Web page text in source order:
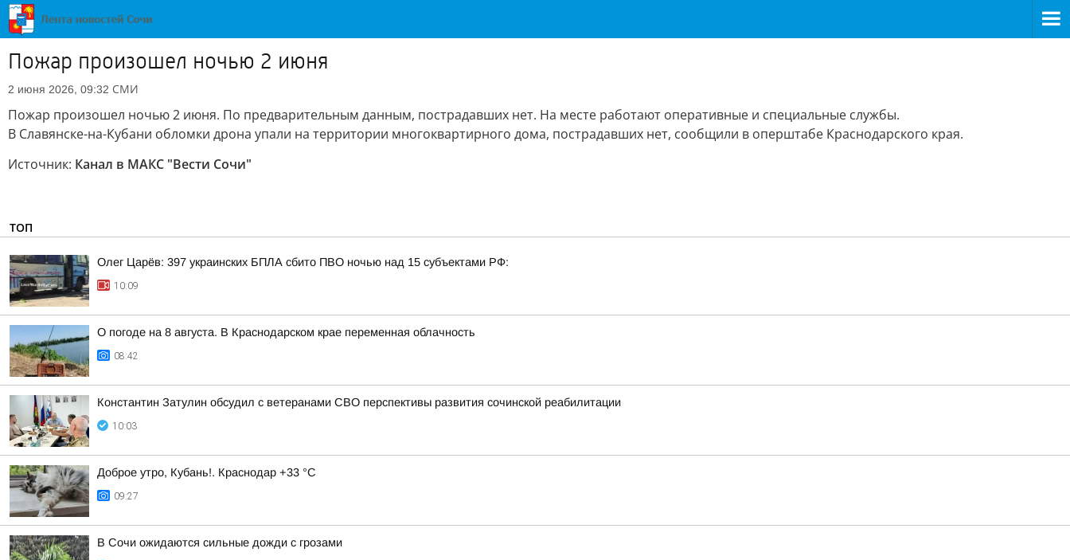
Пожар произошел ночью 2 июня
2 июня 2026, 09:32 СМИ
Пожар произошел ночью 2 июня. По предварительным данным, пострадавших нет. На месте работают оперативные и специальные службы.
В Славянске-на-Кубани обломки дрона упали на территории многоквартирного дома, пострадавших нет, сообщили в оперштабе Краснодарского края.
Источник: Канал в МАКС "Вести Сочи"
ТОП
Олег Царёв: 397 украинских БПЛА сбито ПВО ночью над 15 субъектами РФ:
10:09
О погоде на 8 августа. В Краснодарском крае переменная облачность
08:42
Константин Затулин обсудил с ветеранами СВО перспективы развития сочинской реабилитации
10:03
Доброе утро, Кубань!. Краснодар +33 °С
09:27
В Сочи ожидаются сильные дожди с грозами